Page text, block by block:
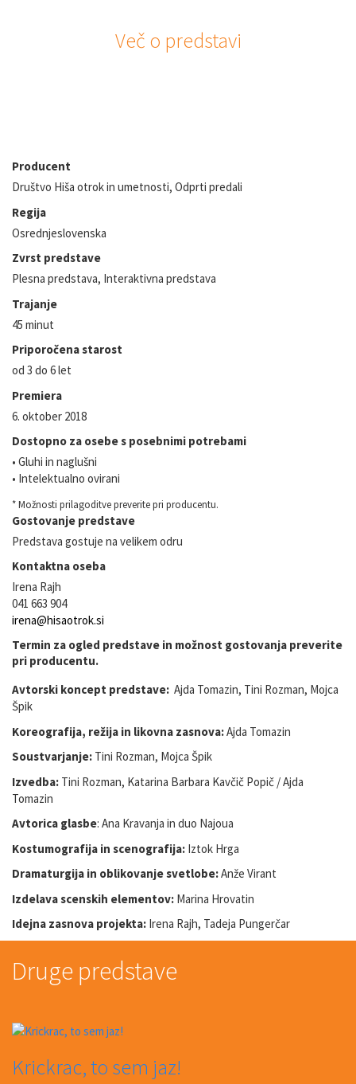
Več o predstavi
Producent
Društvo Hiša otrok in umetnosti, Odprti predali
Regija
Osrednjeslovenska
Zvrst predstave
Plesna predstava, Interaktivna predstava
Trajanje
45 minut
Priporočena starost
od 3 do 6 let
Premiera
6. oktober 2018
Dostopno za osebe s posebnimi potrebami
• Gluhi in naglušni
• Intelektualno ovirani
* Možnosti prilagoditve preverite pri producentu.
Gostovanje predstave
Predstava gostuje na velikem odru
Kontaktna oseba
Irena Rajh
041 663 904
irena@hisaotrok.si
Termin za ogled predstave in možnost gostovanja preverite
pri producentu.
Avtorski koncept predstave: Ajda Tomazin, Tini Rozman, Mojca
Špik
Koreografija, režija in likovna zasnova:Ajda Tomazin
Soustvarjanje: Tini Rozman, Mojca Špik
Izvedba: Tini Rozman, Katarina Barbara Kavčič Popič / Ajda
Tomazin
Avtorica glasbe: Ana Kravanja in duo Najoua
Kostumografija in scenografija: Iztok Hrga
Dramaturgija in oblikovanje svetlobe:Anže Virant
Izdelava scenskih elementov: Marina Hrovatin
Idejna zasnova projekta: Irena Rajh, Tadeja Pungerčar
Druge predstave
Krickrac, to sem jaz!